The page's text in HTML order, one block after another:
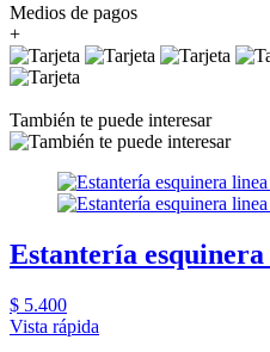
Medios de pagos
+
También te puede interesar
Estantería
$ 5.400
Vista rápida